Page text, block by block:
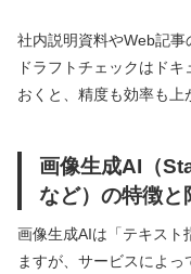
社内説明資料やWeb記
ドラフトチェックはド
おくと、精度も効率も上
画像生成AI（
など）の特徴と
画像生成AIは「テキスト
ますが、サービスによっ